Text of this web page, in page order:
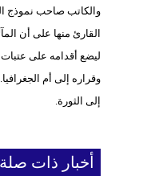
والكاتب صاحب نموذج
القارئ منها على أن
ليضع أقدامه على عتبات
وقراره إلى أم
إلى الثورة.
أخبار ذات صلة